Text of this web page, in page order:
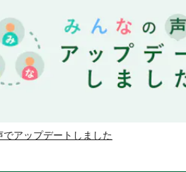
でアップデートしました